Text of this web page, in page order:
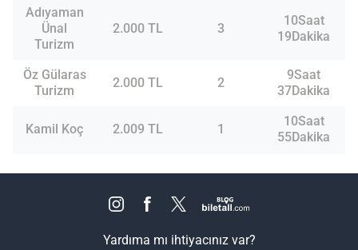
Adıyaman
Ünal
Turizm
2.000 TL 3
10Saat
19Dakika
Öz Gülaras
Turizm
2.000 TL 2
9Saat
37Dakika
Kamil Koç 2.009 TL 1
10Saat
55Dakika
Yardıma mı ihtiyacınız var?